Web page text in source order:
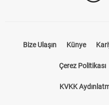
Bize Ulaşın Künye
Çerez Politikası
KVKK